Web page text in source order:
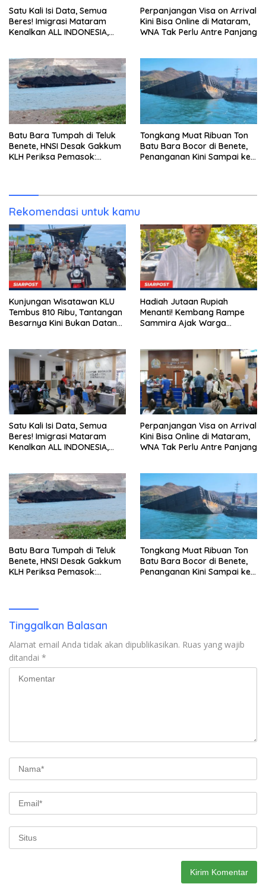
Satu Kali Isi Data, Semua
Beres! Imigrasi Mataram
Kenalkan ALL INDONESIA,
Internasional
Perpanjangan Visa on Arrival
Kini Bisa Online di Mataram,
WNA Tak Perlu Antre Panjang
Batu Bara Tumpah di Teluk
Benete, HNSI Desak Gakkum
KLH Periksa Pemasok:
Tongkang Muat Ribuan Ton
Batu Bara Bocor di Benete,
Penanganan Kini Sampai ke
Rekomendasi untuk kamu
Kunjungan Wisatawan KLU
Tembus 810 Ribu, Tantangan
Besarnya Kini Bukan Datang,
Hadiah Jutaan Rupiah
Menanti! Kembang Rampe
Sammira Ajak Warga
Satu Kali Isi Data, Semua
Beres! Imigrasi Mataram
Kenalkan ALL INDONESIA,
Internasional
Perpanjangan Visa on Arrival
Kini Bisa Online di Mataram,
WNA Tak Perlu Antre Panjang
Batu Bara Tumpah di Teluk
Benete, HNSI Desak Gakkum
KLH Periksa Pemasok:
Tongkang Muat Ribuan Ton
Batu Bara Bocor di Benete,
Penanganan Kini Sampai ke
Tinggalkan Balasan
Alamat email Anda tidak akan dipublikasikan. Ruas yang wajib
ditandai *